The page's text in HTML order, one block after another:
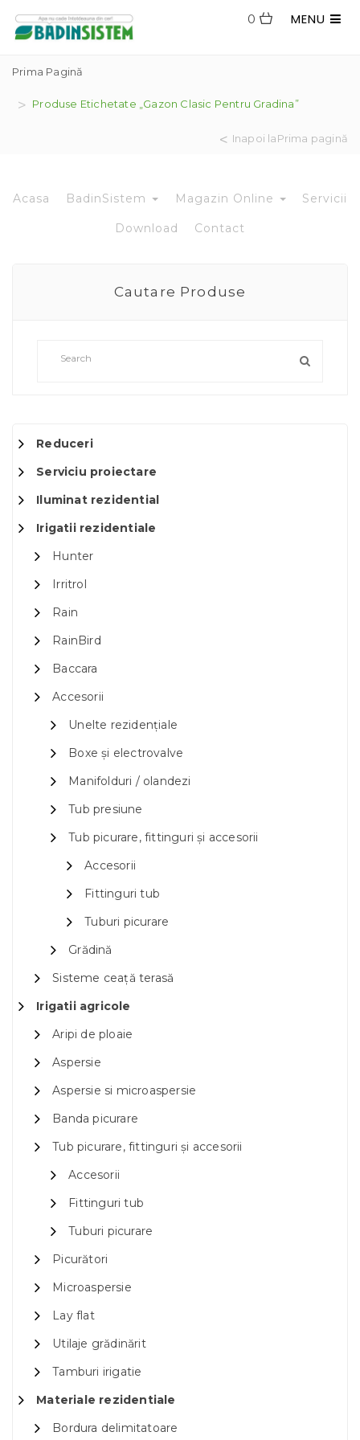
MENU
0
Prima Pagină
Produse Etichetate „gazon Clasic Pentru Gradina”
Inapoi laPrima pagină
Acasa BadinSistem Magazin Online Servicii
Download Contact
Cautare Produse
Reduceri
Serviciu proiectare
Iluminat rezidential
Irigatii rezidentiale
Hunter
Irritrol
Rain
RainBird
Baccara
Accesorii
Unelte rezidențiale
Boxe și electrovalve
Manifolduri / olandezi
Tub presiune
Tub picurare, fittinguri și accesorii
Accesorii
Fittinguri tub
Tuburi picurare
Grădină
Sisteme ceață terasă
Irigatii agricole
Aripi de ploaie
Aspersie
Aspersie si microaspersie
Banda picurare
Tub picurare, fittinguri și accesorii
Accesorii
Fittinguri tub
Tuburi picurare
Picurători
Microaspersie
Lay flat
Utilaje grădinărit
Tamburi irigatie
Materiale rezidentiale
Bordura delimitatoare